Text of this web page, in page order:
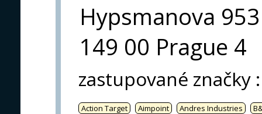
Hypsmanova 953
149 00 Prague 4
zastupované značky :
Action Target Aimpoint Andres Industries